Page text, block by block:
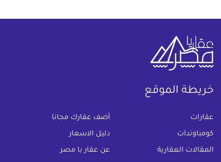
خريطة الموقع
عقارات أضف عقارك مجانا
كومباوندات دليل الاسعار
المقالات العقارية عن عقار يا مصر